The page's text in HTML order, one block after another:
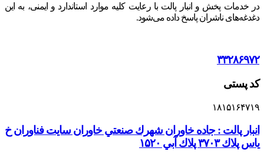
در خدمات پخش و انبار پالت با رعایت کلیه موارد استاندارد و ایمنی، به این
دغدغه‌های ناشران پاسخ داده می‌شود.
۳۳۲۸۶۹۷۲
کد پستی
۱۸۱۵۱۶۴۷۱۹
انبار پالت : جاده خاوران شهرك صنعتي خاوران سايت فناوران خ
یاس پلاك ۳۷۰۳ پلاك آبي ۱۵۲۰